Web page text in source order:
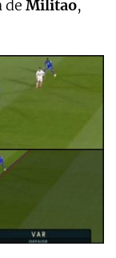
de Militao,